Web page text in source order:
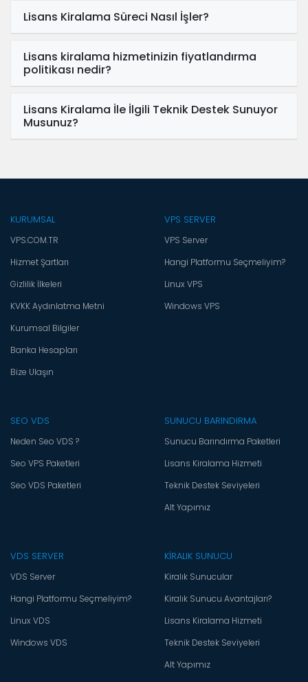
Lisans Kiralama Süreci Nasıl İşler?
Lisans kiralama hizmetinizin fiyatlandırma
politikası nedir?
Lisans Kiralama İle İlgili Teknik Destek Sunuyor
Musunuz?
KURUMSAL
VPS.COM.TR
Hizmet Şartları
Gizlilik İlkeleri
KVKK Aydınlatma Metni
Kurumsal Bilgiler
Banka Hesapları
Bize Ulaşın
VPS SERVER
VPS Server
Hangi Platformu Seçmeliyim?
Linux VPS
Windows VPS
SEO VDS
Neden Seo VDS ?
Seo VPS Paketleri
Seo VDS Paketleri
SUNUCU BARINDIRMA
Sunucu Barındırma Paketleri
Lisans Kiralama Hizmeti
Teknik Destek Seviyeleri
Alt Yapımız
VDS SERVER
VDS Server
Hangi Platformu Seçmeliyim?
Linux VDS
Windows VDS
KİRALIK SUNUCU
Kiralık Sunucular
Kiralık Sunucu Avantajları?
Lisans Kiralama Hizmeti
Teknik Destek Seviyeleri
Alt Yapımız